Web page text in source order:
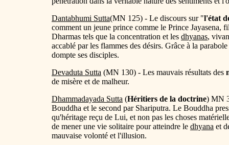
Dantabhumi Sutta(MN 125) - Le discours sur "l'état
comment un jeune prince comme le Prince Jayasena,
Dharmas tels que la concentration et les dhyanas,
accablé par les flammes des désirs. Grâce à la
dompte ses disciples.
Devaduta Sutta (MN 130) - Les mauvais résultats des
de misère et de malheur.
Dhammadayada Sutta (Héritiers de la doctrine) MN
Bouddha et le second par Shariputra. Le Bouddha
qu'héritage reçu de Lui, et non pas les choses
de mener une vie solitaire pour atteindre le dhyana et
mauvaise volonté et l'illusion.